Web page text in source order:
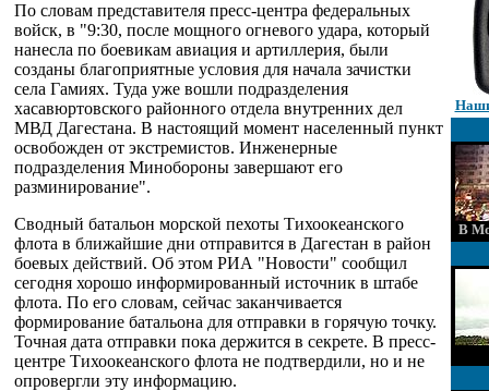
По словам представителя пресс-центра федеральных
войск, в "9:30, после мощного огневого удара, который
нанесла по боевикам авиация и артиллерия, были
созданы благоприятные условия для начала зачистки
села Гамиях. Туда уже вошли подразделения
хасавюртовского районного отдела внутренних дел
МВД Дагестана. В настоящий момент населенный пункт
освобожден от экстремистов. Инженерные
подразделения Минобороны завершают его
разминирование".
Сводный батальон морской пехоты Тихоокеанского
флота в ближайшие дни отправится в Дагестан в район
боевых действий. Об этом РИА "Новости" сообщил
сегодня хорошо информированный источник в штабе
флота. По его словам, сейчас заканчивается
формирование батальона для отправки в горячую точку.
Точная дата отправки пока держится в секрете. В пресс-
центре Тихоокеанского флота не подтвердили, но и не
опровергли эту информацию.
В